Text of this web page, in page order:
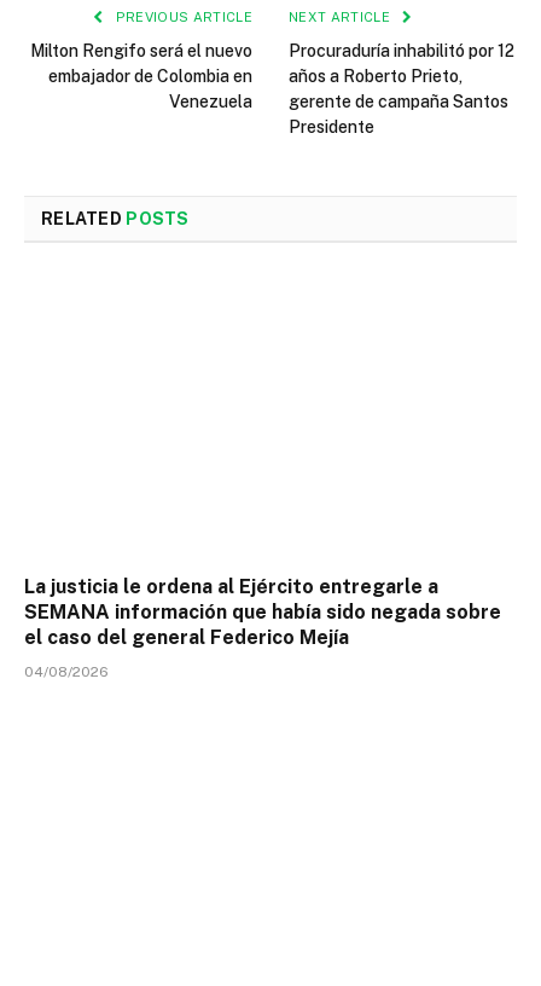
PREVIOUS ARTICLE
Milton Rengifo será el nuevo
embajador de Colombia en
Venezuela
NEXT ARTICLE
Procuraduría inhabilitó por 12
años a Roberto Prieto,
gerente de campaña Santos
Presidente
RELATED POSTS
La justicia le ordena al Ejército entregarle a
SEMANA información que había sido negada sobre
el caso del general Federico Mejía
04/08/2026